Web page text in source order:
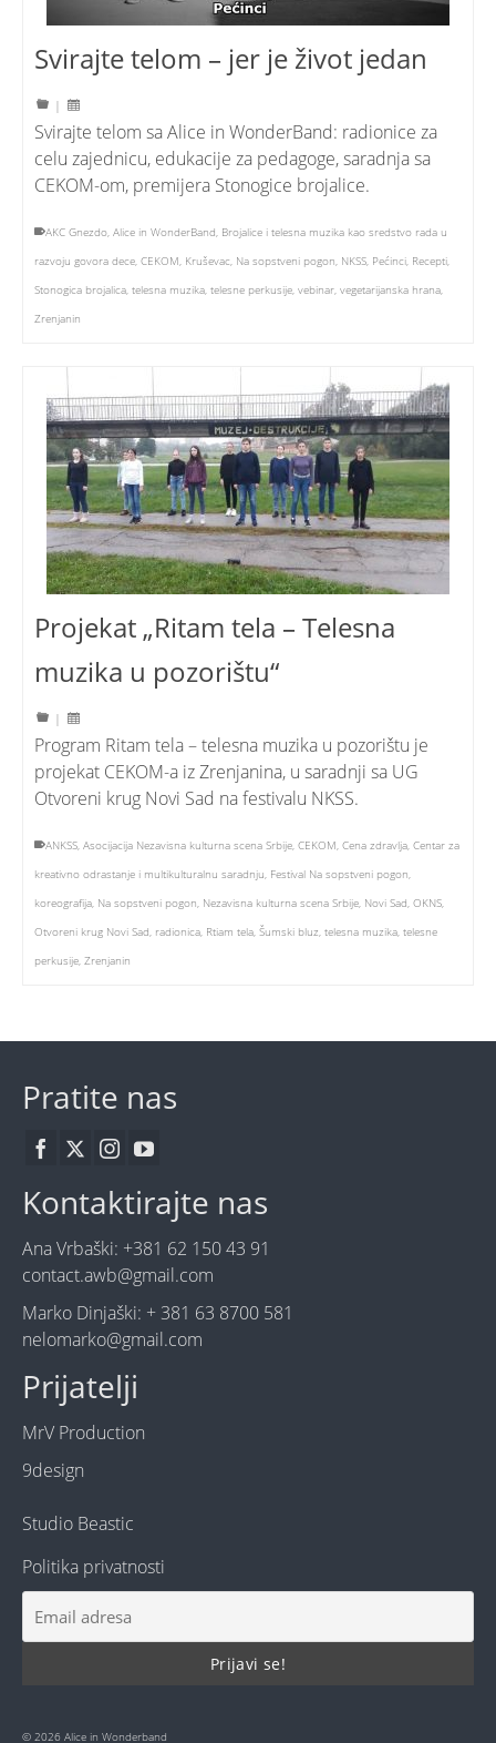
Svirajte telom – jer je život jedan
|
Svirajte telom sa Alice in WonderBand: radionice za
celu zajednicu, edukacije za pedagoge, saradnja sa
CEKOM-om, premijera Stonogice brojalice.
AKC Gnezdo, Alice in WonderBand, Brojalice i telesna muzika kao sredstvo rada u
razvoju govora dece, CEKOM, Kruševac, Na sopstveni pogon, NKSS, Pećinci, Recepti,
Stonogica brojalica, telesna muzika, telesne perkusije, vebinar, vegetarijanska hrana,
Zrenjanin
Projekat „Ritam tela – Telesna
muzika u pozorištu“
|
Program Ritam tela – telesna muzika u pozorištu je
projekat CEKOM-a iz Zrenjanina, u saradnji sa UG
Otvoreni krug Novi Sad na festivalu NKSS.
ANKSS, Asocijacija Nezavisna kulturna scena Srbije, CEKOM, Cena zdravlja, Centar za
kreativno odrastanje i multikulturalnu saradnju, Festival Na sopstveni pogon,
koreografija, Na sopstveni pogon, Nezavisna kulturna scena Srbije, Novi Sad, OKNS,
Otvoreni krug Novi Sad, radionica, Rtiam tela, Šumski bluz, telesna muzika, telesne
perkusije, Zrenjanin
Pratite nas
Kontaktirajte nas
Ana Vrbaški: +381 62 150 43 91
contact.awb@gmail.com
Marko Dinjaški: + 381 63 8700 581
nelomarko@gmail.com
Prijatelji
MrV Production
9design
Studio Beastic
Politika privatnosti
© 2026 Alice in Wonderband